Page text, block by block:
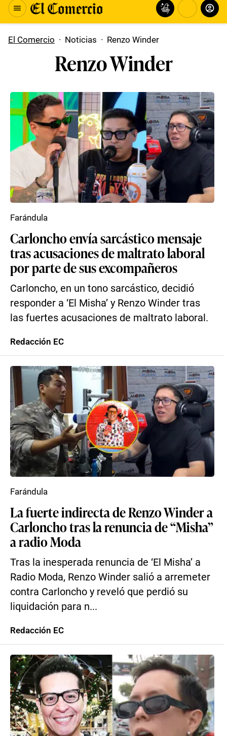
El Comercio · Noticias · Renzo Winder
Renzo Winder
Carloncho envía sarcástico mensaje
tras acusaciones de maltrato laboral
por parte de sus excompañeros
Carloncho, en un tono sarcástico, decidió
responder a ‘El Misha’ y Renzo Winder tras
las fuertes acusaciones de maltrato laboral.
Farándula
Redacción EC
La fuerte indirecta de Renzo Winder a
Carloncho tras la renuncia de “Misha”
a radio Moda
Tras la inesperada renuncia de ‘El Misha’ a
Radio Moda, Renzo Winder salió a arremeter
contra Carloncho y reveló que perdió su
liquidación para n...
Farándula
Redacción EC